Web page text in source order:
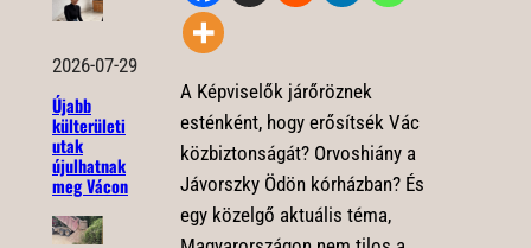
2026-07-29
Újabb
külterületi
utak
újulhatnak
meg Vácon
A Képviselők járőröznek
esténként, hogy erősítsék Vác
közbiztonságát? Orvoshiány a
Jávorszky Ödön kórházban? És
egy közelgő aktuális téma,